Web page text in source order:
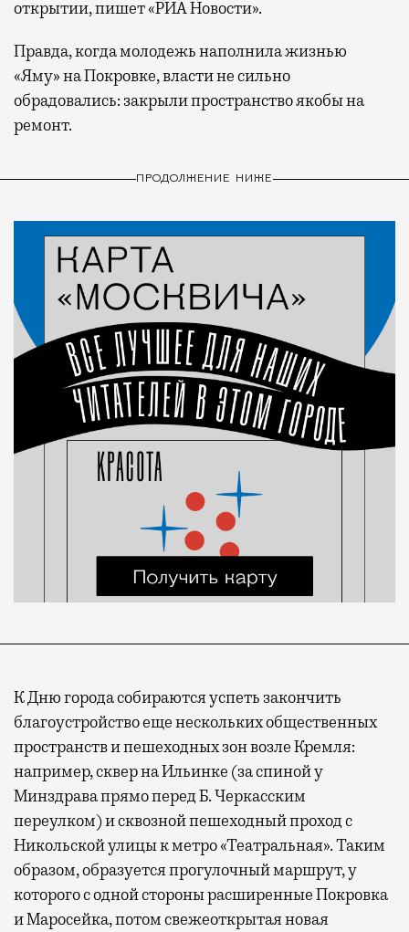
открытии, пишет «РИА Новости».
Правда, когда молодежь наполнила жизнью
«Яму» на Покровке, власти не сильно
обрадовались: закрыли пространство якобы на
ремонт.
ПРОДОЛЖЕНИЕ НИЖЕ
К Дню города собираются успеть закончить
благоустройство еще нескольких общественных
пространств и пешеходных зон возле Кремля:
например, сквер на Ильинке (за спиной у
Минздрава прямо перед Б. Черкасским
переулком) и сквозной пешеходный проход с
Никольской улицы к метро «Театральная». Таким
образом, образуется прогулочный маршрут, у
которого с одной стороны расширенные Покровка
и Маросейка, потом свежеоткрытая новая